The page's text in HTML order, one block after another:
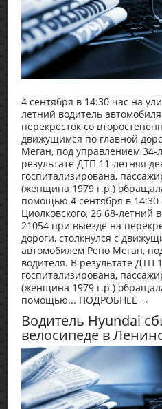
4 сентября в 14:30 час на
летний водитель
перекресток со
движущимся по главной
Меган, под управлением 34-
результате ДТП 11-летняя
госпитализирована,
(женщина 1979 г.р.)
помощью.4 сентября в 14:30
Циолковского, 26 68-летний
21054 при выезде на
дороги, столкнулся с
автомобилем Рено Меган,
водителя. В результате ДТП
госпитализирована,
(женщина 1979 г.р.)
помощью... ПОДРОБНЕЕ →
Водитель Hyundai
велосипеде в